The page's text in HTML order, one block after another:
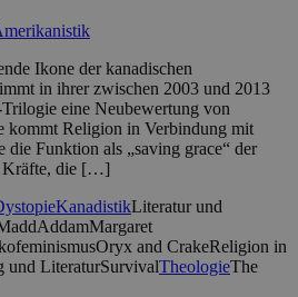
Ikone der kanadischen
in ihrer zwischen 2003 und 2013
eine Neubewertung von
kommt Religion in Verbindung mit
Funktion als „saving grace“ der
Kräfte, die […]
KanadistikLiteratur und
Margaret
Oryx and CrakeReligion in
und LiteraturSurvivalTheologieThe